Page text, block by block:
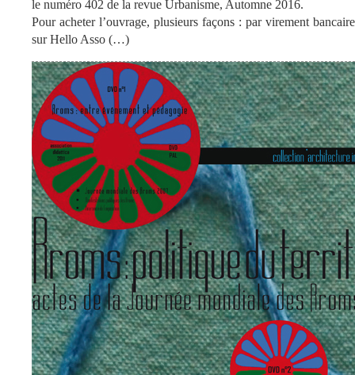
le numéro 402 de la revue Urbanisme, Automne 2016.
Pour acheter l’ouvrage, plusieurs façons : par virement bancaire
sur Hello Asso (…)